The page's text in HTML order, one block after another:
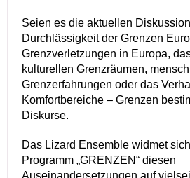
Seien es die aktuellen
Durchlässigkeit der Grenzen
Grenzverletzungen in Europa,
kulturellen Grenzräumen,
Grenzerfahrungen oder das
Komfortbereiche – Grenzen
Diskurse.
Das Lizard Ensemble widmet
Programm „GRENZEN“ diesen
Auseinandersetzungen auf